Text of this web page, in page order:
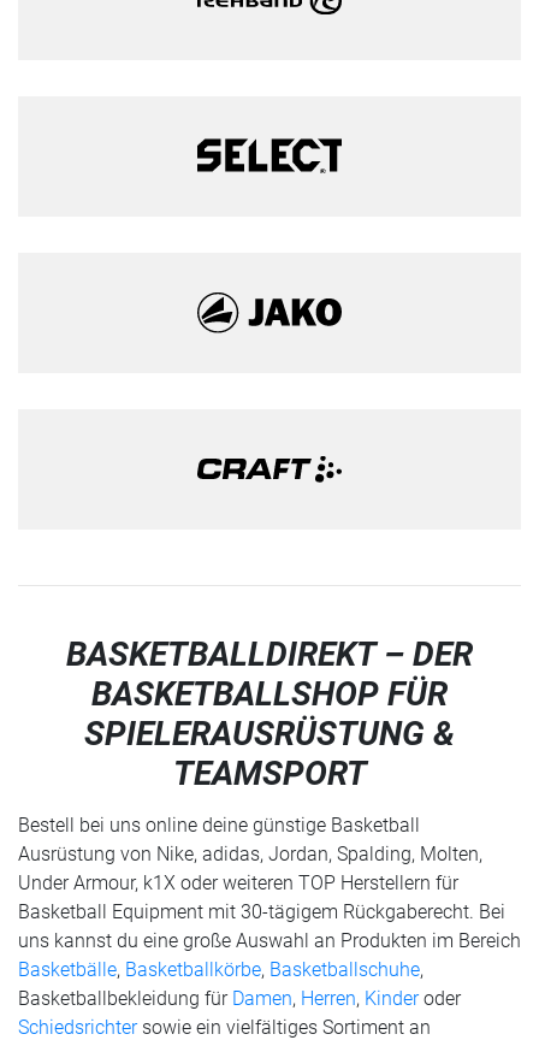
BASKETBALLDIREKT – DER
BASKETBALLSHOP FÜR
SPIELERAUSRÜSTUNG &
TEAMSPORT
Bestell bei uns online deine günstige Basketball
Ausrüstung von Nike, adidas, Jordan, Spalding, Molten,
Under Armour, k1X oder weiteren TOP Herstellern für
Basketball Equipment mit 30-tägigem Rückgaberecht. Bei
uns kannst du eine große Auswahl an Produkten im Bereich
Basketbälle, Basketballkörbe, Basketballschuhe,
Basketballbekleidung für Damen, Herren, Kinderoder
Schiedsrichtersowie ein vielfältiges Sortiment an